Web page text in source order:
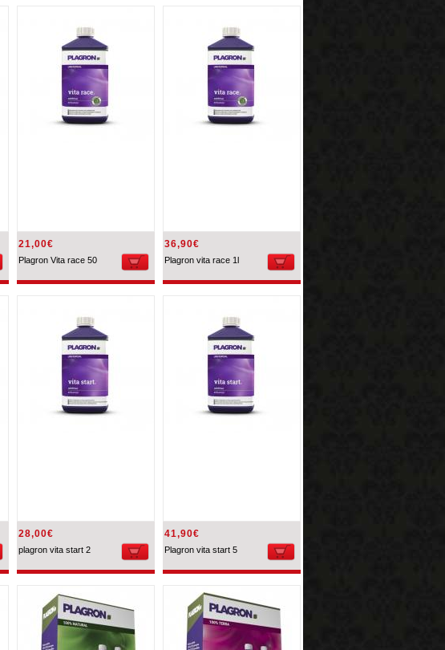
21,00€
Plagron Vita race 50
36,90€
Plagron vita race 1l
28,00€
plagron vita start 2
41,90€
Plagron vita start 5